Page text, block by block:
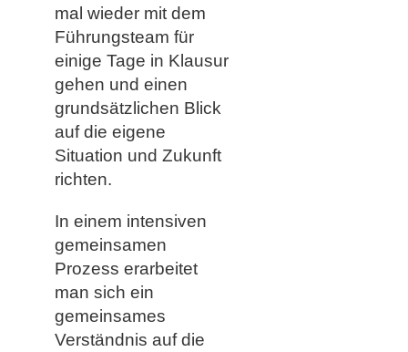
mal wieder mit dem
Führungsteam für
einige Tage in Klausur
gehen und einen
grundsätzlichen Blick
auf die eigene
Situation und Zukunft
richten.
In einem intensiven
gemeinsamen
Prozess erarbeitet
man sich ein
gemeinsames
Verständnis auf die